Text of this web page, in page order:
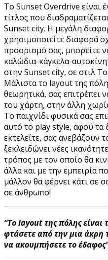
Το Sunset Overdrive είναι
τίτλος που
Sunset city. Η μεγάλη
χρησιμοποιείτε διαφορά
προορισμό σας, μπορείτε
καλώδια-κάγκελα-
στην Sunset city, σε στιλ
Μάλιστα το layout της
θεωρητικά, σας επιτρέπει
του χάρτη, στην άλλη
Το παιχνίδι φυσικά σας
αυτό το play style, αφού
εκτελείτε, σας ανεβάζουν
ξεκλειδώνει νέες
τρόπος με τον οποίο θα
άλλα και με την εμπειρία
μάλλον θα φέρνει κάτι σε
σε άνθρωπο!
“Το layout της πόλης είναι
φτάσετε από την μια άκρη
να ακουμπήσετε το